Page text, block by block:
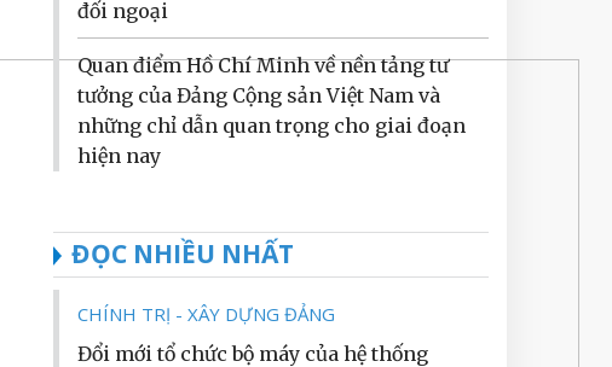
đối ngoại
Quan điểm Hồ Chí Minh về nền tảng tư
tưởng của Đảng Cộng sản Việt Nam và
những chỉ dẫn quan trọng cho giai đoạn
hiện nay
ĐỌC NHIỀU NHẤT
CHÍNH TRỊ - XÂY DỰNG ĐẢNG
Đổi mới tổ chức bộ máy của hệ thống